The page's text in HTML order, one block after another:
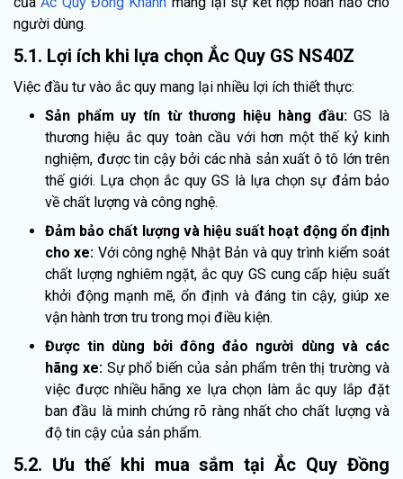
người dùng.
5.1. Lợi ích khi lựa chọn Ắc Quy GS NS40Z
Việc đầu tư vào ắc quy mang lại nhiều lợi ích thiết thực:
Sản phẩm uy tín từ thương hiệu hàng đầu:GS là
thương hiệu ắc quy toàn cầu với hơn một thế kỷ kinh
nghiệm, được tin cậy bởi các nhà sản xuất ô tô lớn trên
thế giới. Lựa chọn ắc quy GS là lựa chọn sự đảm bảo
về chất lượng và công nghệ.
Đảm bảo chất lượng và hiệu suất hoạt động ổn định
cho xe: Với công nghệ Nhật Bản và quy trình kiểm soát
chất lượng nghiêm ngặt, ắc quy GS cung cấp hiệu suất
khởi động mạnh mẽ, ổn định và đáng tin cậy, giúp xe
vận hành trơn tru trong mọi điều kiện.
Được tin dùng bởi đông đảo người dùng và các
hãng xe: Sự phổ biến của sản phẩm trên thị trường và
việc được nhiều hãng xe lựa chọn làm ắc quy lắp đặt
ban đầu là minh chứng rõ ràng nhất cho chất lượng và
độ tin cậy của sản phẩm.
5.2. Ưu thế khi mua sắm tại Ắc Quy Đồng